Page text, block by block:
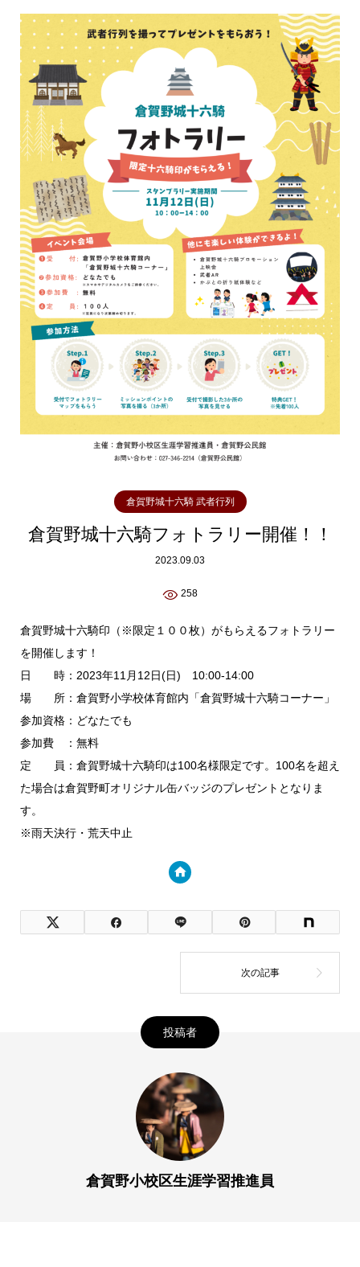
倉賀野城十六騎 武者行列
倉賀野城十六騎フォトラリー開催！！
2023.09.03
258
倉賀野城十六騎印（※限定１００枚）がもらえるフォトラリー
を開催します！
日 時：2023年11月12日(日) 10:00-14:00
場 所：倉賀野小学校体育館内「倉賀野城十六騎コーナー」
参加資格：どなたでも
参加費 ：無料
定 員：倉賀野城十六騎印は100名様限定です。100名を超え
た場合は倉賀野町オリジナル缶バッジのプレゼントとなりま
す。
※雨天決行・荒天中止
投稿者
倉賀野小校区生涯学習推進員